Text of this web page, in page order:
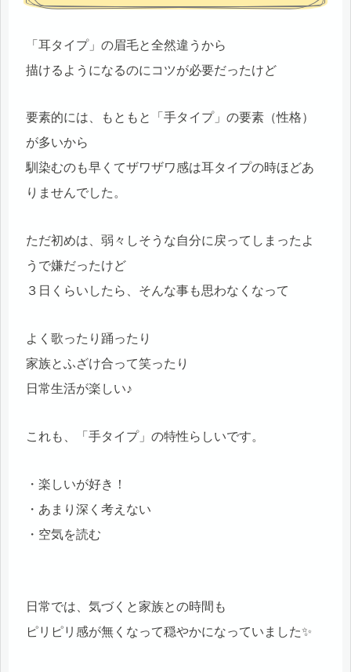
「耳タイプ」の眉毛と全然違うから
描けるようになるのにコツが必要だったけど
要素的には、もともと「手タイプ」の要素（性格）
が多いから
馴染むのも早くてザワザワ感は耳タイプの時ほどあ
りませんでした。
ただ初めは、弱々しそうな自分に戻ってしまったよ
うで嫌だったけど
３日くらいしたら、そんな事も思わなくなって
よく歌ったり踊ったり
家族とふざけ合って笑ったり
日常生活が楽しい♪
これも、「手タイプ」の特性らしいです。
・楽しいが好き！
・あまり深く考えない
・空気を読む
日常では、気づくと家族との時間も
ピリピリ感が無くなって穏やかになっていました✨